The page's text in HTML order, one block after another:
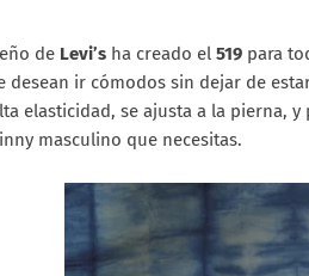
de Levi’s ha creado el 519 para
desean ir cómodos sin dejar de
elasticidad, se ajusta a la pierna,
masculino que necesitas.